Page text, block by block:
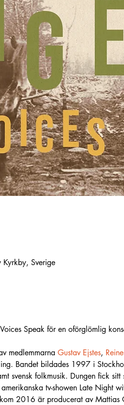
Sverige
Speak för en oförglömlig
medlemmarna Gustav Ejstes,
Bandet bildades 1997 i
svensk folkmusik. Dungen fick
tv-showen Late Night
2016 är producerat av